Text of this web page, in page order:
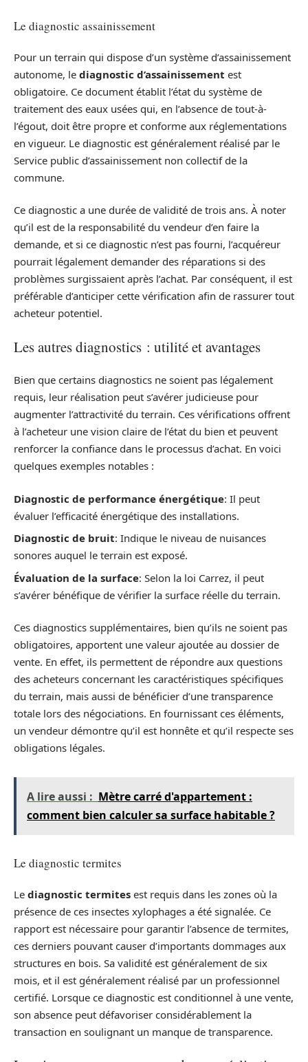
Le diagnostic assainissement
Pour un terrain qui dispose d’un système d’assainissement
autonome, le diagnostic d’assainissement est
obligatoire. Ce document établit l’état du système de
traitement des eaux usées qui, en l’absence de tout-à-
l’égout, doit être propre et conforme aux réglementations
en vigueur. Le diagnostic est généralement réalisé par le
Service public d’assainissement non collectif de la
commune.
Ce diagnostic a une durée de validité de trois ans. À noter
qu’il est de la responsabilité du vendeur d’en faire la
demande, et si ce diagnostic n’est pas fourni, l’acquéreur
pourrait légalement demander des réparations si des
problèmes surgissaient après l’achat. Par conséquent, il est
préférable d’anticiper cette vérification afin de rassurer tout
acheteur potentiel.
Les autres diagnostics : utilité et avantages
Bien que certains diagnostics ne soient pas légalement
requis, leur réalisation peut s’avérer judicieuse pour
augmenter l’attractivité du terrain. Ces vérifications offrent
à l’acheteur une vision claire de l’état du bien et peuvent
renforcer la confiance dans le processus d’achat. En voici
quelques exemples notables :
Diagnostic de performance énergétique: Il peut
évaluer l’efficacité énergétique des installations.
Diagnostic de bruit: Indique le niveau de nuisances
sonores auquel le terrain est exposé.
Évaluation de la surface: Selon la loi Carrez, il peut
s’avérer bénéfique de vérifier la surface réelle du terrain.
Ces diagnostics supplémentaires, bien qu’ils ne soient pas
obligatoires, apportent une valeur ajoutée au dossier de
vente. En effet, ils permettent de répondre aux questions
des acheteurs concernant les caractéristiques spécifiques
du terrain, mais aussi de bénéficier d’une transparence
totale lors des négociations. En fournissant ces éléments,
un vendeur démontre qu’il est honnête et qu’il respecte ses
obligations légales.
A lire aussi : Mètre carré d'appartement :
comment bien calculer sa surface habitable ?
Le diagnostic termites
Le diagnostic termites est requis dans les zones où la
présence de ces insectes xylophages a été signalée. Ce
rapport est nécessaire pour garantir l’absence de termites,
ces derniers pouvant causer d’importants dommages aux
structures en bois. Sa validité est généralement de six
mois, et il est généralement réalisé par un professionnel
certifié. Lorsque ce diagnostic est conditionnel à une vente,
son absence peut défavoriser considérablement la
transaction en soulignant un manque de transparence.